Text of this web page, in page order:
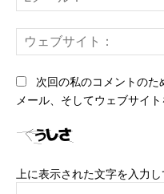
次回の私のコメントの
メール、そしてウェブサイト
上に表示された文字を入力し